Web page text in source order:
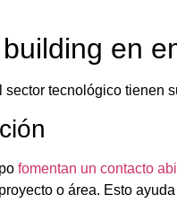
en
tecnológico tienen
fomentan un contacto
o área. Esto